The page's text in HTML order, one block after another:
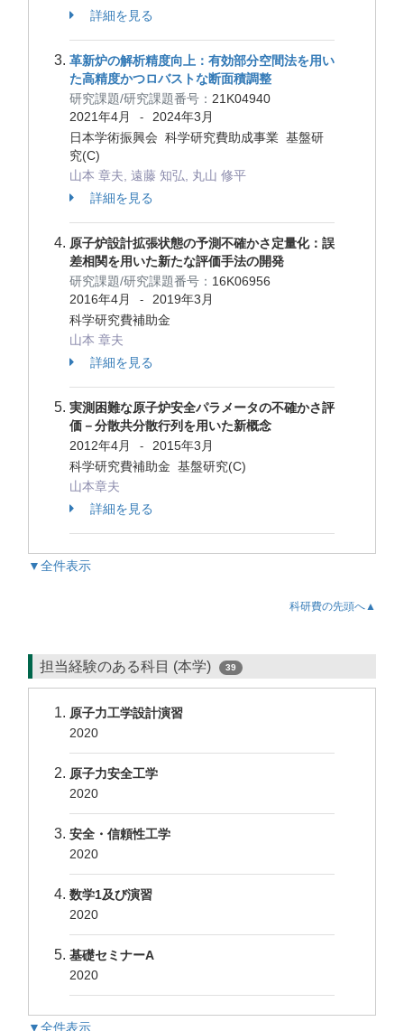
詳細を見る
革新炉の解析精度向上：有効部分空間法を用い
た高精度かつロバストな断面積調整
研究課題/研究課題番号： 21K04940
2021年4月
-
2024年3月
日本学術振興会 科学研究費助成事業 基盤研
究(C)
山本 章夫, 遠藤 知弘, 丸山 修平
詳細を見る
原子炉設計拡張状態の予測不確かさ定量化：誤
差相関を用いた新たな評価手法の開発
研究課題/研究課題番号： 16K06956
2016年4月
-
2019年3月
科学研究費補助金
山本 章夫
詳細を見る
実測困難な原子炉安全パラメータの不確かさ評
価－分散共分散行列を用いた新概念
2012年4月
-
2015年3月
科学研究費補助金 基盤研究(C)
山本章夫
詳細を見る
▼全件表示
科研費の先頭へ▲
担当経験のある科目 (本学) 39
原子力工学設計演習
2020
原子力安全工学
2020
安全・信頼性工学
2020
数学1及び演習
2020
基礎セミナーA
2020
▼全件表示